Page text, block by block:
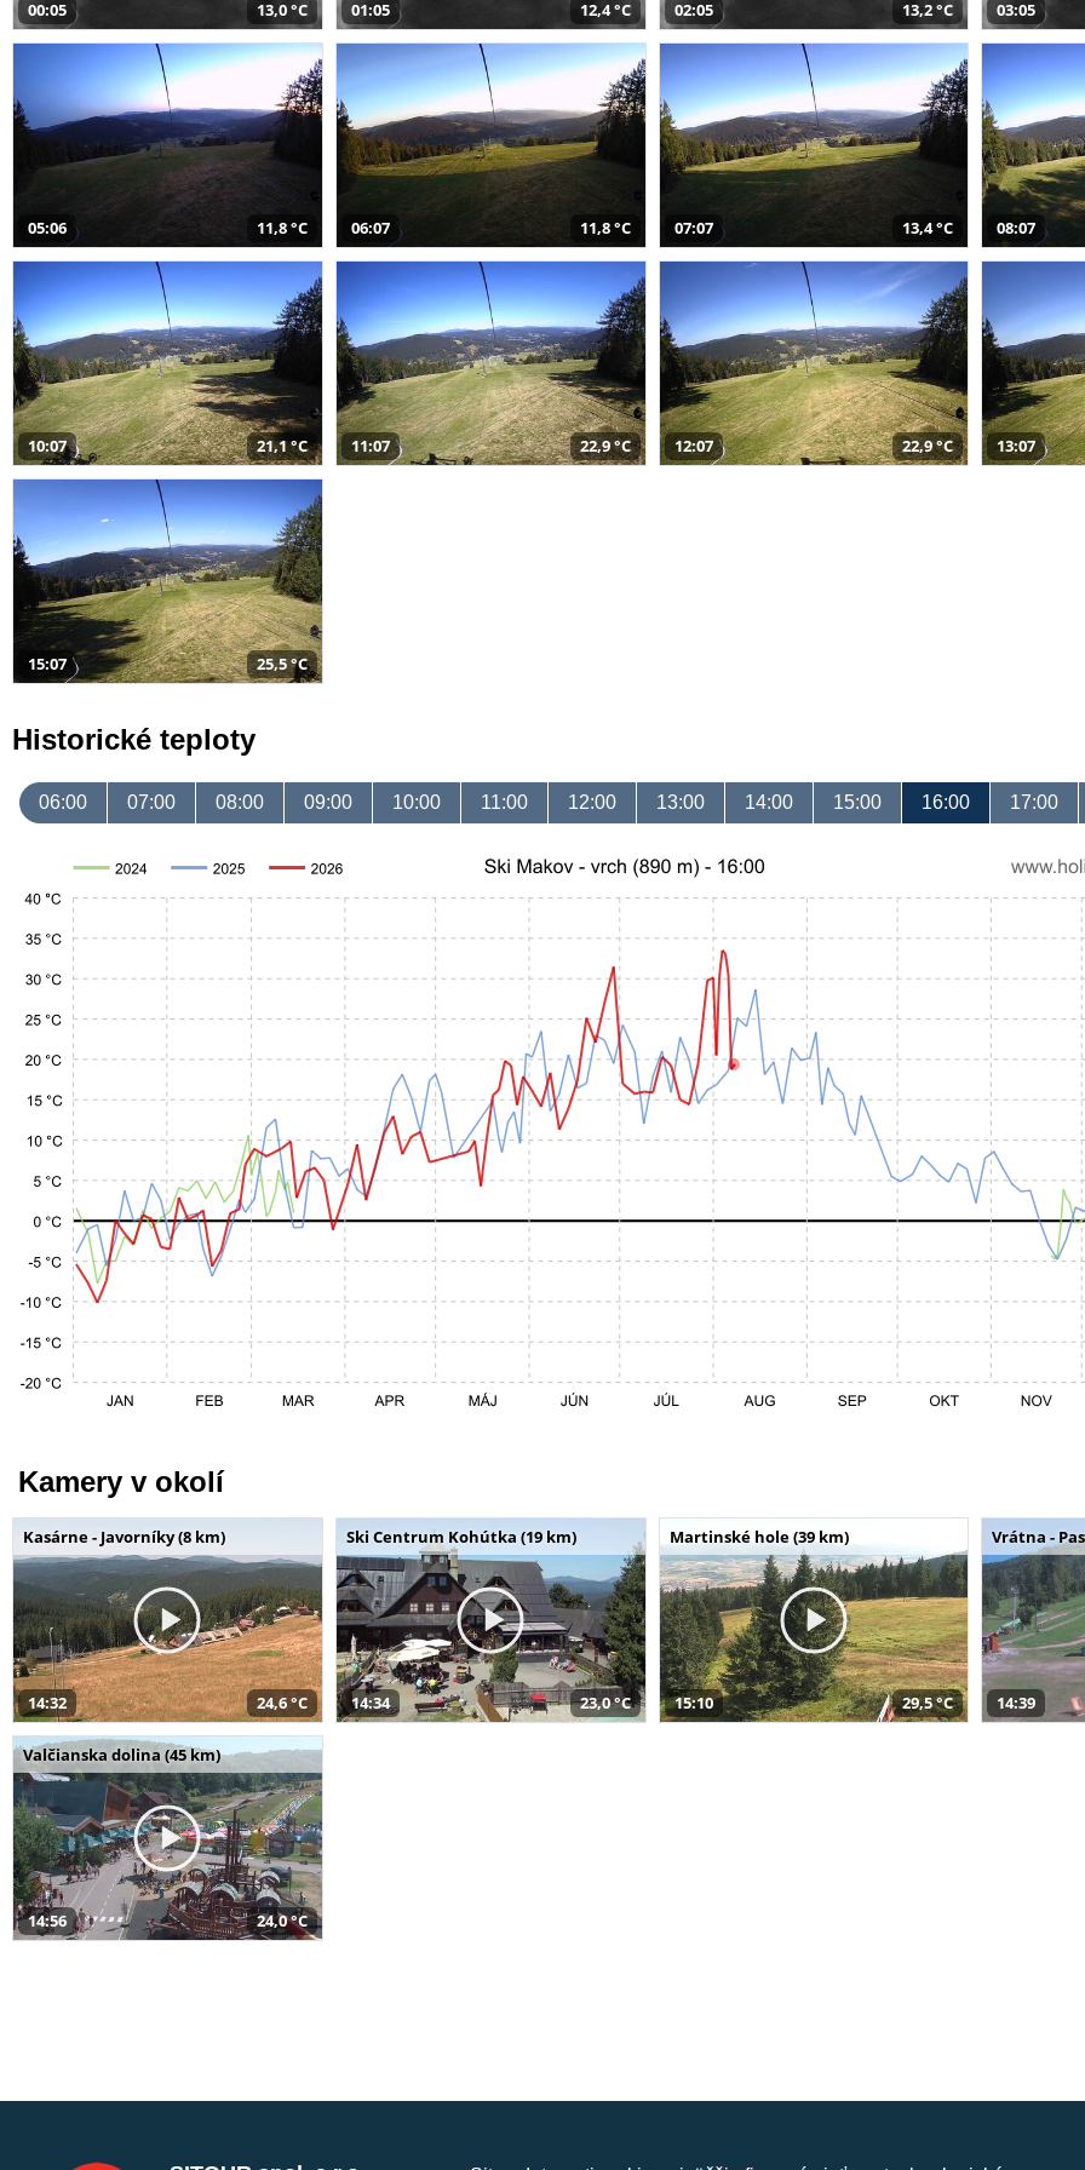
00:05 13,0 °C 01:05 12,4 °C 02:05 13,2 °C 03:05
05:06 11,8 °C 06:07 11,8 °C 07:07 13,4 °C 08:07
10:07 21,1 °C 11:07 22,9 °C 12:07 22,9 °C 13:07
15:07 25,5 °C
Historické teploty
06:00 07:00 08:00 09:00 10:00 11:00 12:00 13:00 14:00 15:00 16:00 17:00
Kamery v okolí
Kasárne - Javorníky (8 km)
14:32 24,6 °C
Ski Centrum Kohútka (19 km)
14:34 23,0 °C
Martinské hole (39 km)
15:10 29,5 °C
Vrátna -
14:39
Valčianska dolina (45 km)
14:56 24,0 °C